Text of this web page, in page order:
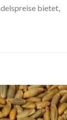
bietet,